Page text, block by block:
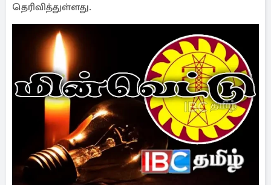
தெரிவித்துள்ளது.